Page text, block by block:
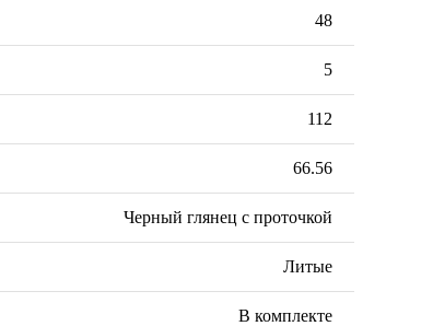
48
5
112
66.56
Черный глянец с проточкой
Литые
В комплекте